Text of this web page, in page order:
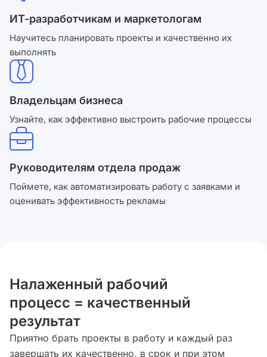
ИТ-разработчикам и маркетологам
Научитесь планировать проекты и качественно их
выполнять
Владельцам бизнеса
Узнайте, как эффективно выстроить рабочие процессы
Руководителям отдела продаж
Поймете, как автоматизировать работу с заявками и
оценивать эффективность рекламы
Налаженный рабочий
процесс = качественный
результат
Приятно брать проекты в работу и каждый раз
завершать их качественно, в срок и при этом